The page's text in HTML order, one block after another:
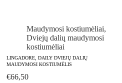
Maudymosi kostiumėliai,
Dviejų dalių maudymosi
kostiumėliai
LINGADORE, DAILY DVIEJŲ DALIŲ
MAUDYMOSI KOSTIUMĖLIS
€66,50